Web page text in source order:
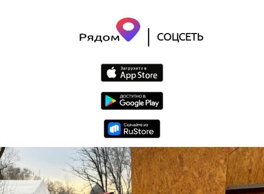
| СОЦСЕТЬ